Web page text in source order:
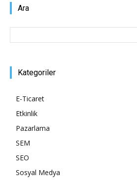
–
Ara
Kategoriler
E-Ticaret
Etkinlik
Pazarlama
SEM
SEO
Sosyal Medya